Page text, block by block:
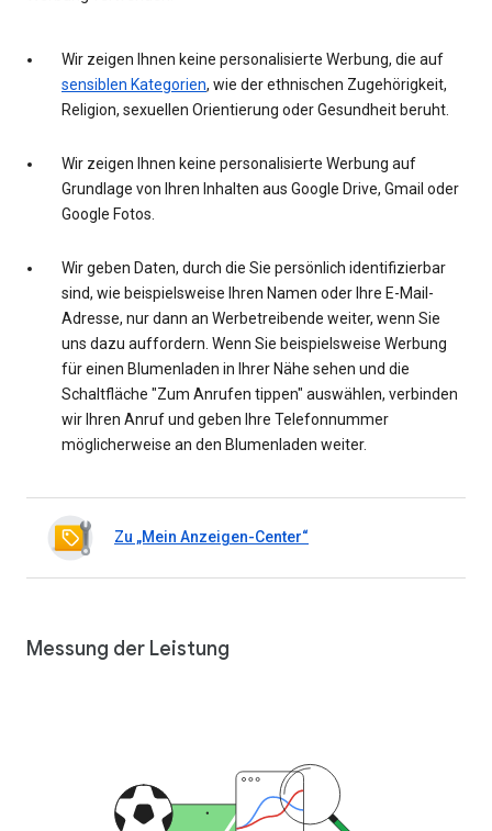
Wir zeigen Ihnen keine personalisierte Werbung, die auf
sensiblen Kategorien, wie der ethnischen Zugehörigkeit,
Religion, sexuellen Orientierung oder Gesundheit beruht.
Wir zeigen Ihnen keine personalisierte Werbung auf
Grundlage von Ihren Inhalten aus Google Drive, Gmail oder
Google Fotos.
Wir geben Daten, durch die Sie persönlich identifizierbar
sind, wie beispielsweise Ihren Namen oder Ihre E-Mail-
Adresse, nur dann an Werbetreibende weiter, wenn Sie
uns dazu auffordern. Wenn Sie beispielsweise Werbung
für einen Blumenladen in Ihrer Nähe sehen und die
Schaltfläche "Zum Anrufen tippen" auswählen, verbinden
wir Ihren Anruf und geben Ihre Telefonnummer
möglicherweise an den Blumenladen weiter.
Zu „Mein Anzeigen-Center“
Messung der Leistung